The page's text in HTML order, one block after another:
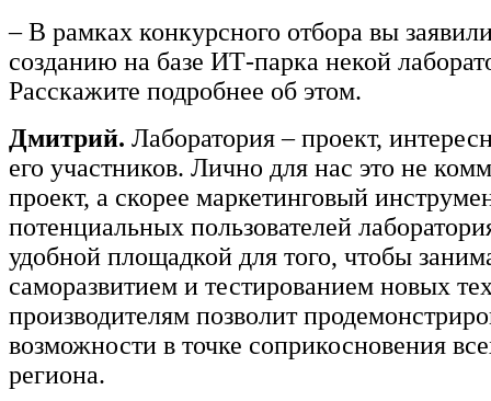
– В рамках конкурсного отбора вы
созданию на базе ИТ-парка некой
Расскажите подробнее об этом.
Дмитрий. Лаборатория – проект,
его участников. Лично для нас это не
проект, а скорее маркетинговый
потенциальных пользователей
удобной площадкой для того, чтобы
саморазвитием и тестированием новых
производителям позволит
возможности в точке соприкосновения
региона.